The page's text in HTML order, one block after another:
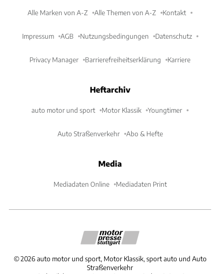
Alle Marken von A-Z Alle Themen von A-Z Kontakt
Impressum AGB Nutzungsbedingungen Datenschutz
Privacy Manager Barrierefreiheitserklärung Karriere
Heftarchiv
auto motor und sport Motor Klassik Youngtimer
Auto Straßenverkehr Abo & Hefte
Media
Mediadaten Online Mediadaten Print
©2026 auto motor und sport, Motor Klassik, sport auto und Auto
Straßenverkehr